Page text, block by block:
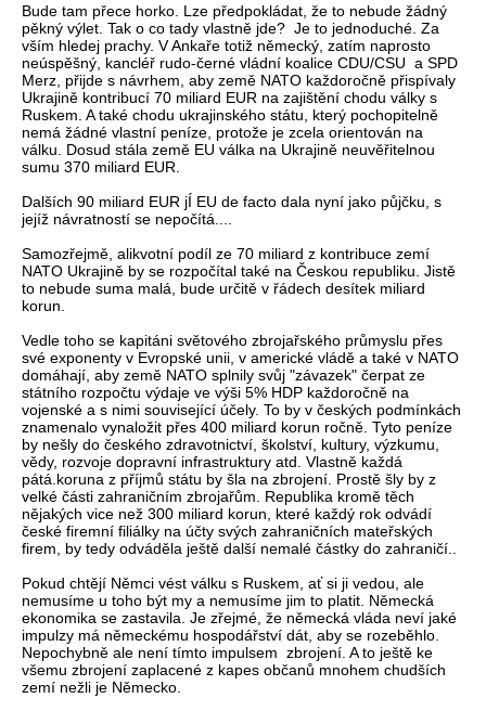
Bude tam přece horko. Lze předpokládat, že to nebude žádný
pěkný výlet. Tak o co tady vlastně jde? Je to jednoduché. Za
vším hledej prachy. V Ankaře totiž německý, zatím naprosto
neúspěšný, kancléř rudo-černé vládní koalice CDU/CSU a SPD
Merz, přijde s návrhem, aby země NATO každoročně přispívaly
Ukrajině kontribucí 70 miliard EUR na zajištění chodu války s
Ruskem. A také chodu ukrajinského státu, který pochopitelně
nemá žádné vlastní peníze, protože je zcela orientován na
válku. Dosud stála země EU válka na Ukrajině neuvěřitelnou
sumu 370 miliard EUR.
Dalších 90 miliard EUR jÍ EU de facto dala nyní jako půjčku, s
jejíž návratností se nepočítá....
Samozřejmě, alikvotní podíl ze 70 miliard z kontribuce zemí
NATO Ukrajině by se rozpočítal také na Českou republiku. Jistě
to nebude suma malá, bude určitě v řádech desítek miliard
korun.
Vedle toho se kapitáni světového zbrojařského průmyslu přes
své exponenty v Evropské unii, v americké vládě a také v NATO
domáhají, aby země NATO splnily svůj "závazek" čerpat ze
státního rozpočtu výdaje ve výši 5% HDP každoročně na
vojenské a s nimi související účely. To by v českých podmínkách
znamenalo vynaložit přes 400 miliard korun ročně. Tyto peníze
by nešly do českého zdravotnictví, školství, kultury, výzkumu,
vědy, rozvoje dopravní infrastruktury atd. Vlastně každá
pátá.koruna z příjmů státu by šla na zbrojení. Prostě šly by z
velké části zahraničním zbrojařům. Republika kromě těch
nějakých vice než 300 miliard korun, které každý rok odvádí
české firemní filiálky na účty svých zahraničních mateřských
firem, by tedy odváděla ještě další nemalé částky do zahraničí..
Pokud chtějí Němci vést válku s Ruskem, ať si ji vedou, ale
nemusíme u toho být my a nemusíme jim to platit. Německá
ekonomika se zastavila. Je zřejmé, že německá vláda neví jaké
impulzy má německému hospodářství dát, aby se rozeběhlo.
Nepochybně ale není tímto impulsem zbrojení. A to ještě ke
všemu zbrojení zaplacené z kapes občanů mnohem chudších
zemí nežli je Německo.